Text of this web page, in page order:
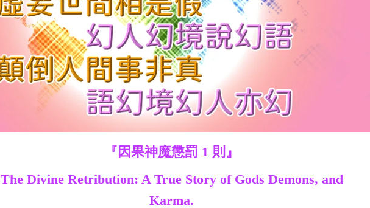
『因果神魔懲罰 1 則』
The Divine Retribution: A True Story of Gods Demons, and
Karma.